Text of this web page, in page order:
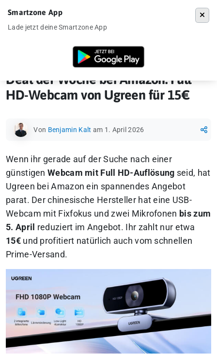
Deal der Woche bei Amazon: Full HD-Webcam
Deal der Woche bei Amazon: Full
HD-Webcam von Ugreen für 15€
Von Benjamin Kalt am 1. April 2026
Wenn ihr gerade auf der Suche nach einer
günstigenWebcam mit Full HD-Auflösung seid, hat
Ugreen bei Amazon ein spannendes Angebot
parat. Der chinesische Hersteller hat eine USB-
Webcam mit Fixfokus und zwei Mikrofonen bis zum
5. April reduziert im Angebot. Ihr zahlt nur etwa
15€und profitiert natürlich auch vom schnellen
Prime-Versand.
Smartzone App
Lade jetzt deine Smartzone App